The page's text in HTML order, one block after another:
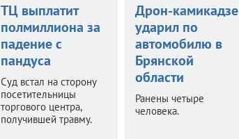
ТЦ выплатит
полмиллиона за
падение с
пандуса
Суд встал на сторону
посетительницы
торгового центра,
получившей травму.
Дрон-камикадзе
ударил по
автомобилю в
Брянской
области
Ранены четыре
человека.